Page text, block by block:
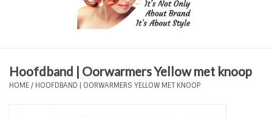
Plus Size Sieraden
Hoofdband | Oorwarmers Yellow met knoop
HOME/ HOOFDBAND | OORWARMERS YELLOW MET KNOOP